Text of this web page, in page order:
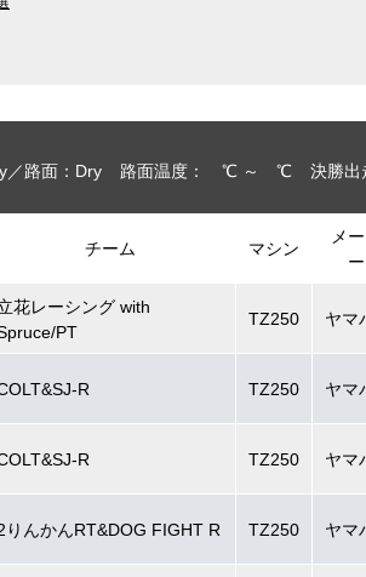
路面：Dry 路面温度： ℃ ～ ℃ 決勝出
チーム マシン
メ
ー
花レーシング with
PT
TZ250 ヤマ
R TZ250 ヤマ
R TZ250 ヤマ
りんかんRT&DOG FIGHT R TZ250 ヤマ